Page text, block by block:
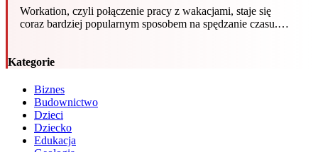
Workation, czyli połączenie pracy z wakacjami, staje się
coraz bardziej popularnym sposobem na spędzanie czasu.…
Kategorie
Biznes
Budownictwo
Dzieci
Dziecko
Edukacja